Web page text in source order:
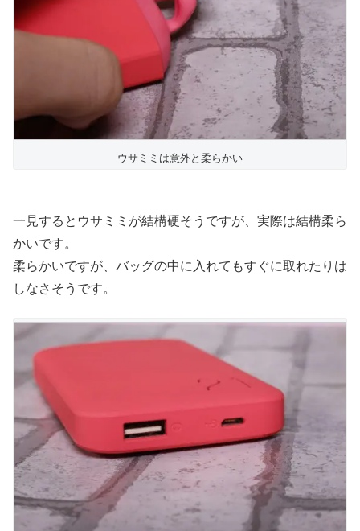
ウサミミは意外と柔らかい
一見するとウサミミが結構硬そうですが、実際は結構柔ら
かいです。
柔らかいですが、バッグの中に入れてもすぐに取れたりは
しなさそうです。